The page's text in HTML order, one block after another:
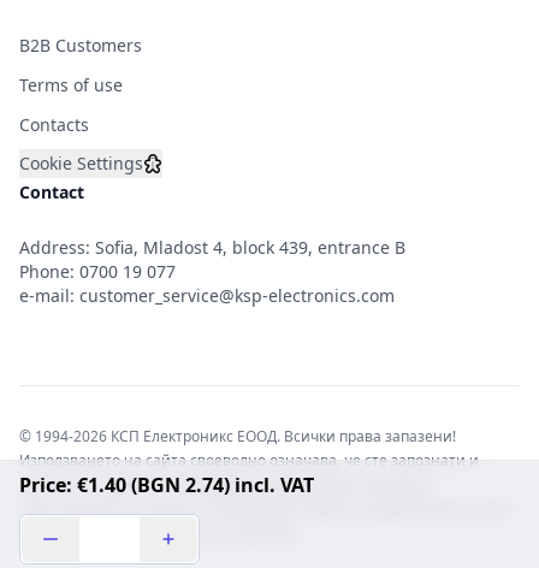
Price: €1.40 (BGN 2.74) incl. VAT
B2B Customers
Terms of use
Contacts
Cookie Settings
Contact
Address: Sofia, Mladost 4, block 439, entrance B
Phone: 0700 19 077
e-mail: customer_service@ksp-electronics.com
© 1994-2026 КСП Електроникс ЕООД. Всички права запазени!
Използването на сайта своеволно означава, че сте запознати и
съгласни с правната информация обвързваща софтуера.
отговорност с цялата сила на закона!b